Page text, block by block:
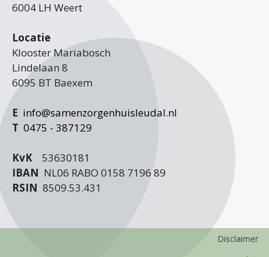
6004 LH Weert
Locatie
Klooster Mariabosch
Lindelaan 8
6095 BT Baexem
E info@samenzorgenhuisleudal.nl
T 0475 - 387129
KvK 53630181
IBAN NL06 RABO 0158 7196 89
RSIN 8509.53.431
Disclaimer